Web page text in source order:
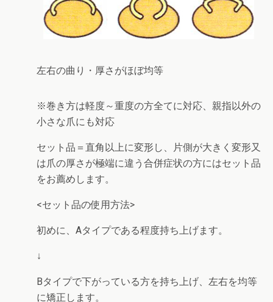
左右の曲り・厚さがほぼ均等
※巻き方は軽度～重度の方全てに対応、 親指以外の
小さな爪にも対応
セット品＝直角以上に変形し、片側が大きく変形又
は爪の厚さが極端に違う合併症状の方にはセット品
をお薦めします。
<セット品の使用方法>
初めに、Aタイプである程度持ち上げます。
↓
Bタイプで下がっている方を持ち上げ、左右を均等
に矯正します。